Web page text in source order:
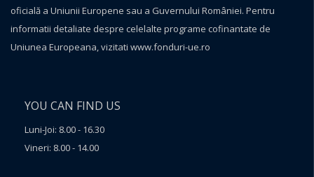
oficială a Uniunii Europene sau a Guvernului României. Pentru
informatii detaliate despre celelalte programe cofinantate de
Uniunea Europeana, vizitati www.fonduri-ue.ro
YOU CAN FIND US
Luni-Joi: 8.00 - 16.30
Vineri: 8.00 - 14.00